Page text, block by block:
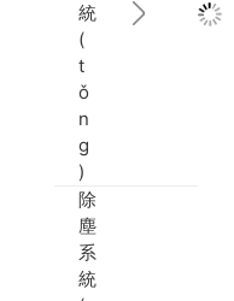
統
(
t
ǒ
n
g
)
除
塵
系
統